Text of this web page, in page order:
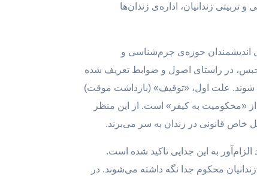
تربیتی زندانیان، اداره‌ی زندان‌ها
اندیشمندان حوزه‌ی جرم‌شناسی و
حبس، در راستای اصول و ضوابط تعریف شده
شوند. علت اول، «توقیف» (بازداشت موقت)
«محکومیت به کیفر» است. از این منظر
قانونی در زندان به سر می‌برند.
به این جدایی تاکید شده است.
از زندانیان محکوم جدا نگه داشته می‌شوند. در